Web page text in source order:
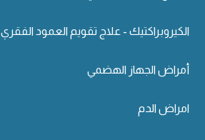
الكيروبراكتيك - علاج تقويم العمود الفقري
أمراض الجهاز الهضمي
امراض الدم